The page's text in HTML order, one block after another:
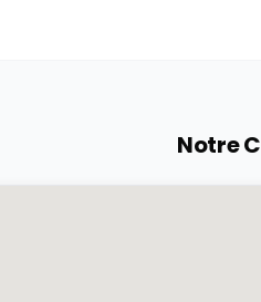
Notre